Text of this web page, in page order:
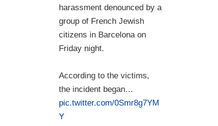
harassment denounced by a
group of French Jewish
citizens in Barcelona on
Friday night.
According to the victims,
the incident began…
pic.twitter.com/0Smr8g7YM
Y